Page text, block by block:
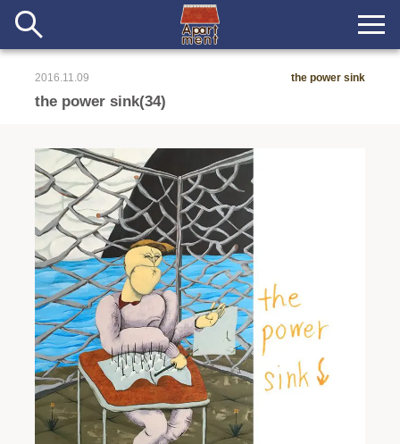
#アイデア #イベント #インド #エッセイ #ボツ
#旅
#日記 #暮らし #生活 #留学 #考え事
イベント&ショップ
長期滞在者&more
アパートメントについて
寄付について
配信
入居者一覧
the power sink(34)
2016.11.09 the power sink